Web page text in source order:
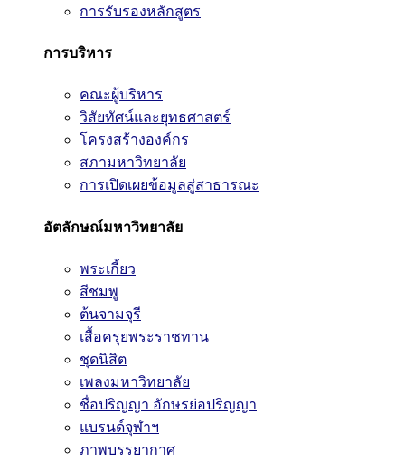
การรับรองหลักสูตร
การบริหาร
คณะผู้บริหาร
วิสัยทัศน์และยุทธศาสตร์
โครงสร้างองค์กร
สภามหาวิทยาลัย
การเปิดเผยข้อมูลสู่สาธารณะ
อัตลักษณ์มหาวิทยาลัย
พระเกี้ยว
สีชมพู
ต้นจามจุรี
เสื้อครุยพระราชทาน
ชุดนิสิต
เพลงมหาวิทยาลัย
ชื่อปริญญา อักษรย่อปริญญา
แบรนด์จุฬาฯ
ภาพบรรยากาศ